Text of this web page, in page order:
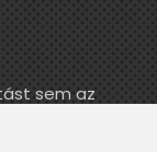
sem az
segíteni